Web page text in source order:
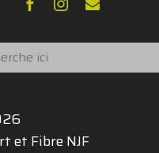
et Fibre NJF